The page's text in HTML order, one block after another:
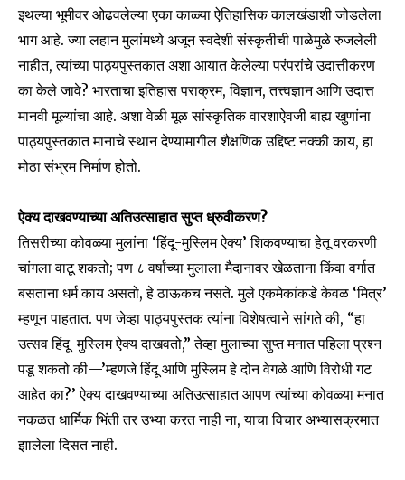
इथल्या भूमीवर ओढवलेल्या एका काळ्या ऐतिहासिक कालखंडाशी जोडलेला
भाग आहे. ज्या लहान मुलांमध्ये अजून स्वदेशी संस्कृतीची पाळेमुळे रुजलेली
नाहीत, त्यांच्या पाठ्यपुस्तकात अशा आयात केलेल्या परंपरांचे उदात्तीकरण
का केले जावे? भारताचा इतिहास पराक्रम, विज्ञान, तत्त्वज्ञान आणि उदात्त
मानवी मूल्यांचा आहे. अशा वेळी मूळ सांस्कृतिक वारशाऐवजी बाह्य खुणांना
पाठ्यपुस्तकात मानाचे स्थान देण्यामागील शैक्षणिक उद्दिष्ट नक्की काय, हा
मोठा संभ्रम निर्माण होतो.
ऐक्य दाखवण्याच्या अतिउत्साहात सुप्त ध्रुवीकरण?
तिसरीच्या कोवळ्या मुलांना ‘हिंदू-मुस्लिम ऐक्य’ शिकवण्याचा हेतू वरकरणी
चांगला वाटू शकतो; पण ८ वर्षांच्या मुलाला मैदानावर खेळताना किंवा वर्गात
बसताना धर्म काय असतो, हे ठाऊकच नसते. मुले एकमेकांकडे केवळ ‘मित्र’
म्हणून पाहतात. पण जेव्हा पाठ्यपुस्तक त्यांना विशेषत्वाने सांगते की, “हा
उत्सव हिंदू-मुस्लिम ऐक्य दाखवतो,” तेव्हा मुलाच्या सुप्त मनात पहिला प्रश्न
पडू शकतो की—’म्हणजे हिंदू आणि मुस्लिम हे दोन वेगळे आणि विरोधी गट
आहेत का?’ ऐक्य दाखवण्याच्या अतिउत्साहात आपण त्यांच्या कोवळ्या मनात
नकळत धार्मिक भिंती तर उभ्या करत नाही ना, याचा विचार अभ्यासक्रमात
झालेला दिसत नाही.